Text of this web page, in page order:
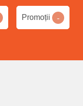
Promoții -